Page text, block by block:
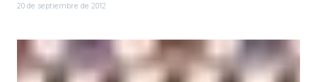
20 de septiembre de 2012